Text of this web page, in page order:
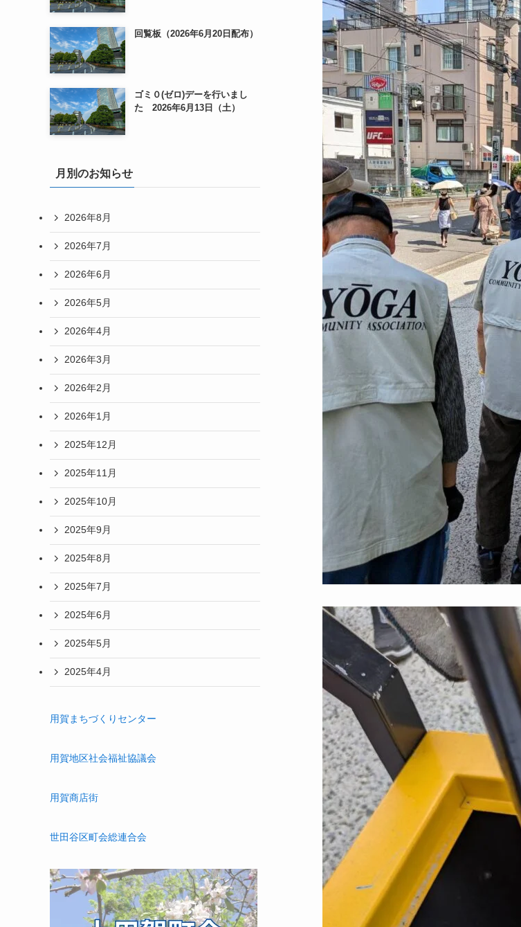
回覧板（2026年6月20日配布）
ゴミ０(ゼロ)デーを行いまし
た 2026年6月13日（土）
月別のお知らせ
2026年8月
2026年7月
2026年6月
2026年5月
2026年4月
2026年3月
2026年2月
2026年1月
2025年12月
2025年11月
2025年10月
2025年9月
2025年8月
2025年7月
2025年6月
2025年5月
2025年4月
用賀まちづくりセンター
用賀地区社会福祉協議会
用賀商店街
世田谷区町会総連合会